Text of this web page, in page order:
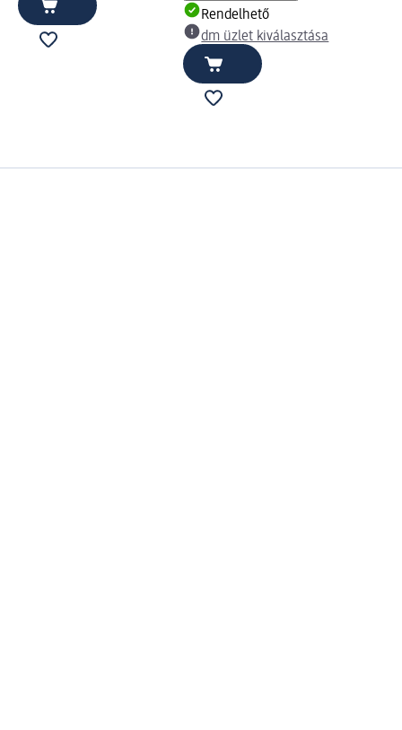
Rendelhető
dm üzlet kiválasztása